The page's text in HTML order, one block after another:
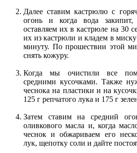
Далее ставим кастрюлю с
огонь и когда вода
оставляем их в кастрюле на 30
их из кастрюли и кладем в
минуту. По прошествии этой
снять кожуру.
Когда мы очистили все
средними кусочками. Также
чеснока на пластики и на
125 г репчатого лука и 175 г
Затем ставим на средний
оливкового масла и, когда
чеснок и обжариваем его
лук, щепотку соли и дайте